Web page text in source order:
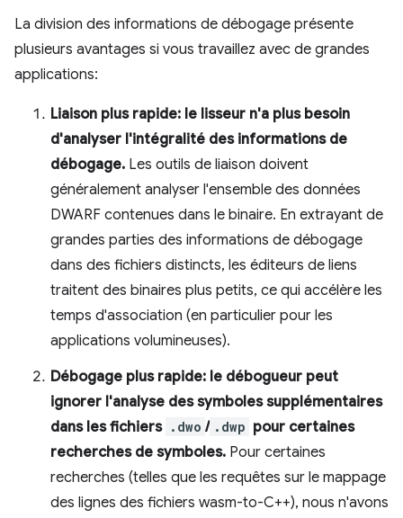
La division des informations de débogage présente
plusieurs avantages si vous travaillez avec de grandes
applications:
Liaison plus rapide: le lisseur n'a plus besoin
d'analyser l'intégralité des informations de
débogage. Les outils de liaison doivent
généralement analyser l'ensemble des données
DWARF contenues dans le binaire. En extrayant de
grandes parties des informations de débogage
dans des fichiers distincts, les éditeurs de liens
traitent des binaires plus petits, ce qui accélère les
temps d'association (en particulier pour les
applications volumineuses).
Débogage plus rapide: le débogueur peut
ignorer l'analyse des symboles supplémentaires
dans les fichiers .dwo / .dwp pour certaines
recherches de symboles. Pour certaines
recherches (telles que les requêtes sur le mappage
des lignes des fichiers wasm-to-C++), nous n'avons